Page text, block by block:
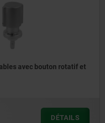
avec bouton rotatif et
DÉTAILS